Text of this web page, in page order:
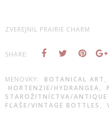
ZVEREJNIL PRAIRIE CHARM
SHARE:
MENOVKY: BOTANICAL ART ,
HORTENZIE/HYDRANGEA,
STAROŽITNÍCTVA/ANTIQUE
FĽAŠE/VINTAGE BOTTLES ,